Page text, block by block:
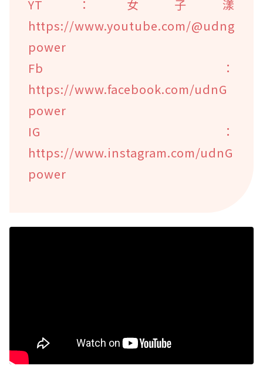
YT：女子漾
https://www.youtube.com/@udng
power
Fb：
https://www.facebook.com/udnG
power
IG：
https://www.instagram.com/udnG
power